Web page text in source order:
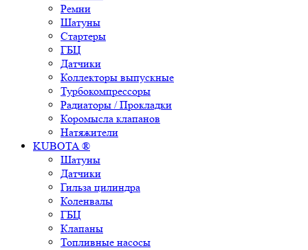
Ремни
Шатуны
Стартеры
ГБЦ
Датчики
Коллекторы выпускные
Турбокомпрессоры
Радиаторы / Прокладки
Коромысла клапанов
Натяжители
KUBOTA ®
Шатуны
Датчики
Гильза цилиндра
Коленвалы
ГБЦ
Клапаны
Топливные насосы